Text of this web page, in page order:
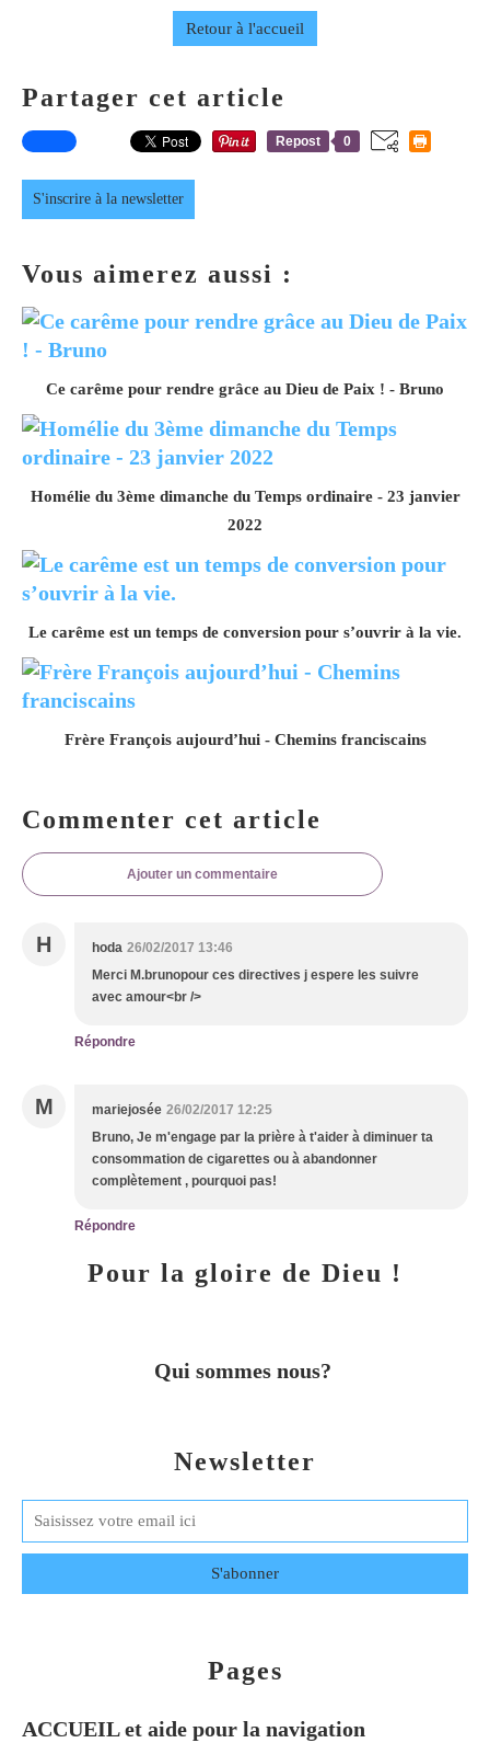
Retour à l'accueil
Partager cet article
Repost 0
S'inscrire à la newsletter
Vous aimerez aussi :
Ce carême pour rendre grâce au Dieu de Paix ! - Bruno
Homélie du 3ème dimanche du Temps ordinaire - 23 janvier
2022
Le carême est un temps de conversion pour s’ouvrir à la vie.
Frère François aujourd’hui - Chemins franciscains
Commenter cet article
Ajouter un commentaire
H hoda 26/02/2017 13:46
Merci M.brunopour ces directives j espere les suivre
avec amour<br />
Répondre
M mariejosée 26/02/2017 12:25
Bruno, Je m'engage par la prière à t'aider à diminuer ta
consommation de cigarettes ou à abandonner
complètement , pourquoi pas!
Répondre
Newsletter
Pages
ACCUEIL et aide pour la navigation
Pour la gloire de Dieu !
Qui sommes nous?